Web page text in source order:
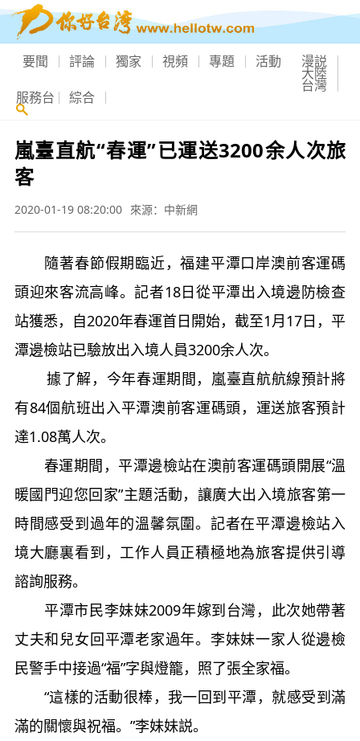
要聞 評論 獨家 視頻 專題 活動 漫説
大陸
台灣
服務台 綜合
嵐臺直航“春運”已運送3200余人次旅
客
2020-01-19 08:20:00 來源：中新網
隨著春節假期臨近，福建平潭口岸澳前客運碼
頭迎來客流高峰。記者18日從平潭出入境邊防檢查
站獲悉，自2020年春運首日開始，截至1月17日，平
潭邊檢站已驗放出入境人員3200余人次。
據了解，今年春運期間，嵐臺直航航線預計將
有84個航班出入平潭澳前客運碼頭，運送旅客預計
達1.08萬人次。
春運期間，平潭邊檢站在澳前客運碼頭開展“溫
暖國門迎您回家”主題活動，讓廣大出入境旅客第一
時間感受到過年的溫馨氛圍。記者在平潭邊檢站入
境大廳裏看到，工作人員正積極地為旅客提供引導
諮詢服務。
平潭市民李妹妹2009年嫁到台灣，此次她帶著
丈夫和兒女回平潭老家過年。李妹妹一家人從邊檢
民警手中接過“福”字與燈籠，照了張全家福。
“這樣的活動很棒，我一回到平潭，就感受到滿
滿的關懷與祝福。”李妹妹説。